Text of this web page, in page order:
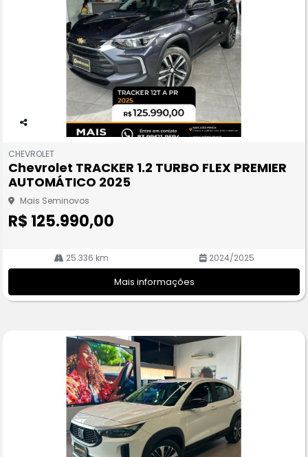
pa
rtil
he
CHEVROLET
Chevrolet TRACKER 1.2 TURBO FLEX PREMIER
AUTOMÁTICO 2025
Mais Seminovos
R$ 125.990,00
25.336 km 2024/2025
Mais informações